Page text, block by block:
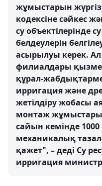
жұмыстарын
кодексіне сәйкес
су объектілерінде
белдеулерін
асырылуы керек.
филиалдары
құрал-
ирригация және
жетілдіру жобасы
монтаж
сайын кемінде
механикалық
қажет", – деді Су
ирригация